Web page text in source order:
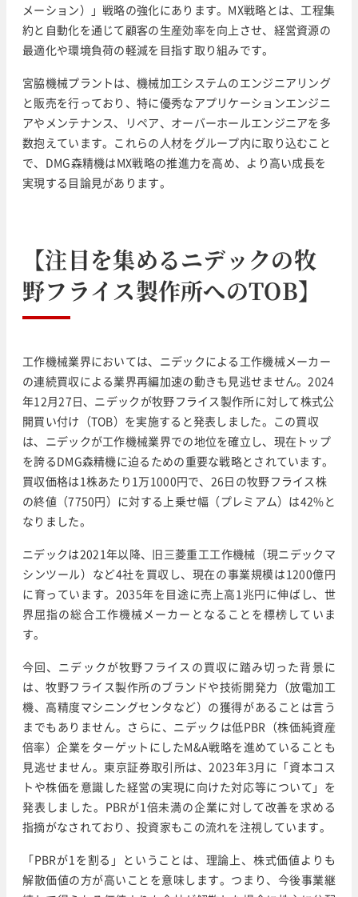
メーション）」戦略の強化にあります。​MX戦略とは、工程集
約と自動化を通じて顧客の生産効率を向上させ、経営資源の
最適化や環境負荷の軽減を目指す取り組みです。 ​
宮脇機械プラントは、機械加工システムのエンジニアリング
と販売を行っており、特に優秀なアプリケーションエンジニ
アやメンテナンス、リペア、オーバーホールエンジニアを多
数抱えています。​これらの人材をグループ内に取り込むこと
で、DMG森精機はMX戦略の推進力を高め、より高い成長を
実現する目論見があります。
【注目を集めるニデックの牧
野フライス製作所へのTOB】
工作機械業界においては、ニデックによる工作機械メーカー
の連続買収による業界再編加速の動きも見逃せません。2024
年12月27日、ニデックが牧野フライス製作所に対して株式公
開買い付け（TOB）を実施すると発表しました。この買収
は、ニデックが工作機械業界での地位を確立し、現在トップ
を誇るDMG森精機に迫るための重要な戦略とされています。
買収価格は1株あたり1万1000円で、26日の牧野フライス株
の終値（7750円）に対する上乗せ幅（プレミアム）は42%と
なりました。
ニデックは2021年以降、旧三菱重工工作機械（現ニデックマ
シンツール）など4社を買収し、現在の事業規模は1200億円
に育っています。2035年を目途に売上高1兆円に伸ばし、世
界屈指の総合工作機械メーカーとなることを標榜していま
す。
今回、ニデックが牧野フライスの買収に踏み切った背景に
は、牧野フライス製作所のブランドや技術開発力（放電加工
機、高精度マシニングセンタなど）の獲得があることは言う
までもありません。さらに、ニデックは低PBR（株価純資産
倍率）企業をターゲットにしたM&A戦略を進めていることも
見逃せません。東京証券取引所は、2023年3月に「資本コス
トや株価を意識した経営の実現に向けた対応等について」を
発表しました。PBRが1倍未満の企業に対して改善を求める
指摘がなされており、投資家もこの流れを注視しています。
「PBRが1を割る」ということは、理論上、株式価値よりも
解散価値の方が高いことを意味します。つまり、今後事業継